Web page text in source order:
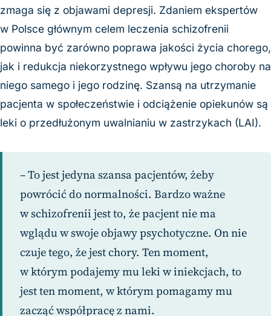
zmaga się z objawami depresji. Zdaniem ekspertów
w Polsce głównym celem leczenia schizofrenii
powinna być zarówno poprawa jakości życia chorego,
jak i redukcja niekorzystnego wpływu jego choroby na
niego samego i jego rodzinę. Szansą na utrzymanie
pacjenta w społeczeństwie i odciążenie opiekunów są
leki o przedłużonym uwalnianiu w zastrzykach (LAI).
– To jest jedyna szansa pacjentów, żeby
powrócić do normalności. Bardzo ważne
w schizofrenii jest to, że pacjent nie ma
wglądu w swoje objawy psychotyczne. On nie
czuje tego, że jest chory. Ten moment,
w którym podajemy mu leki w iniekcjach, to
jest ten moment, w którym pomagamy mu
zacząć współpracę z nami.